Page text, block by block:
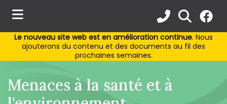
(Municipalité )
(Services aux citoyens )
(Activités et loisirs )
(Environnement )
Le nouveau site web est en amélioration continue. Nous
ajouterons du contenu et des documents au fil des
prochaines semaines.
Menaces à la santé et à